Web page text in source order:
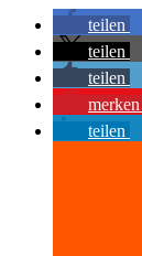
teilen
teilen
teilen
merken
teilen